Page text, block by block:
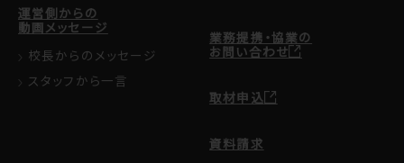
運営側からの
動画メッセージ
校長からのメッセージ
スタッフから一言
業務提携・協業の
お問い合わせ
取材申込
資料請求